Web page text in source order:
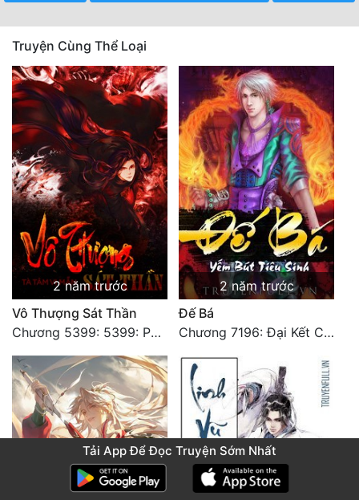
Truyện Cùng Thể Loại
2 năm trước
Vô Thượng Sát Thần
Chương 5399: 5399: Phá giải
2 năm trước
Đế Bá
Chương 7196: Đại Kết Cục
Tải App Để Đọc Truyện Sớm Nhất